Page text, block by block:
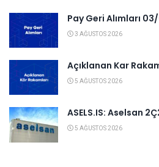
Pay Geri Alımları
3 AĞUSTOS 2026
Açıklanan Kar
5 AĞUSTOS 2026
ASELS.IS: Aselsan
5 AĞUSTOS 2026